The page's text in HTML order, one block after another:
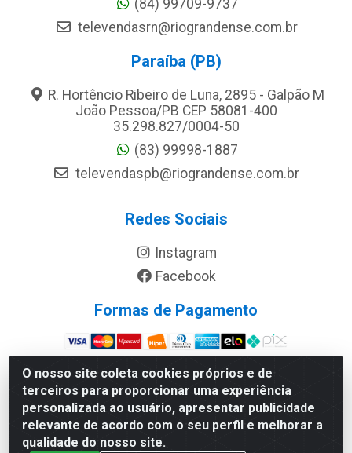
O nosso site coleta cookies próprios e de
terceiros para proporcionar uma experiência
personalizada ao usuário, apresentar publicidade
relevante de acordo com o seu perfil e melhorar a
qualidade do nosso site.
(84) 99709-9737
televendasrn@riograndense.com.br
Paraíba (PB)
R. Hortêncio Ribeiro de Luna, 2895 - Galpão M
João Pessoa/PB CEP 58081-400
35.298.827/0004-50
(83) 99998-1887
televendaspb@riograndense.com.br
Redes Sociais
Instagram
Facebook
Formas de Pagamento
Site Seguro